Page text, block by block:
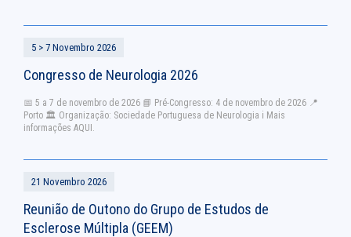
5 > 7 Novembro 2026
Congresso de Neurologia 2026
📅 5 a 7 de novembro de 2026 📘 Pré-Congresso: 4 de novembro de 2026 📍
Porto 🏛️ Organização: Sociedade Portuguesa de Neurologia ℹ️ Mais
informações AQUI.
21 Novembro 2026
Reunião de Outono do Grupo de Estudos de
Esclerose Múltipla (GEEM)